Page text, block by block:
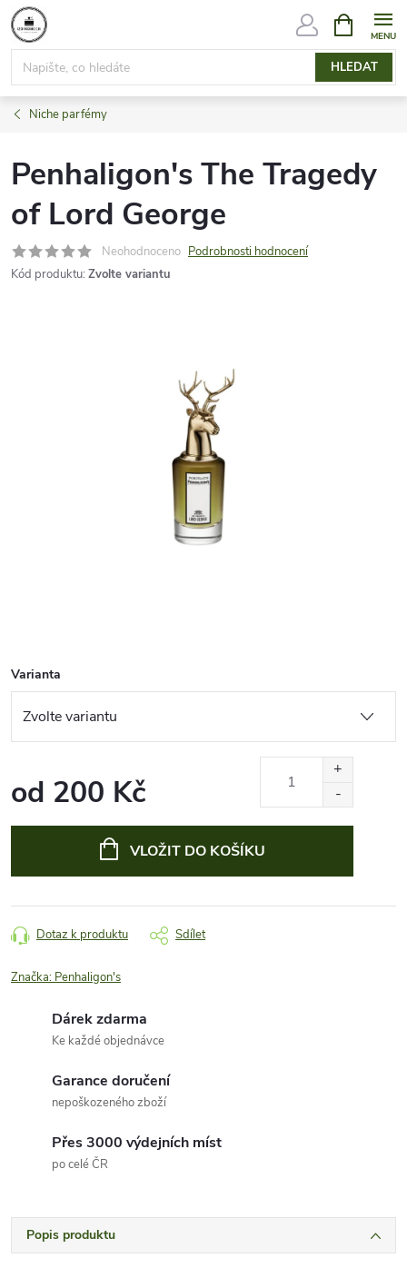
Přejít
na
obsah
HLEDAT
NÁKUPNÍ
KOŠÍK
Niche parfémy
Penhaligon's The Tragedy
of Lord George
Neohodnoceno Podrobnosti hodnocení
Kód produktu: Zvolte variantu
Varianta
od 200 Kč
VLOŽIT DO KOŠÍKU
Dotaz k produktu Sdílet
Značka: Penhaligon's
Dárek zdarma
Ke každé objednávce
Garance doručení
nepoškozeného zboží
Přes 3000 výdejních míst
po celé ČR
Popis produktu